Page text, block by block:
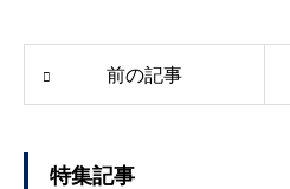
前の記事
特集記事